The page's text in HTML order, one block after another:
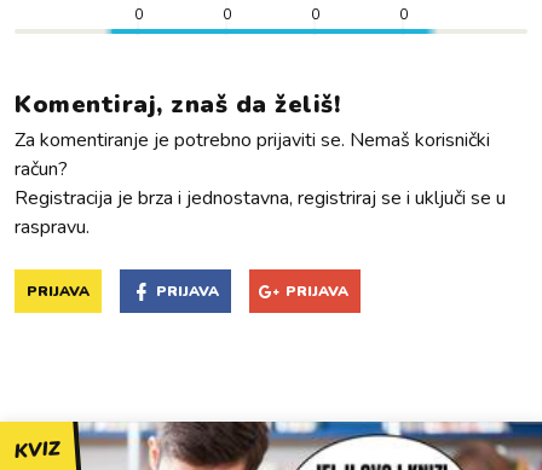
0 0 0 0
Komentiraj, znaš da želiš!
Za komentiranje je potrebno prijaviti se. Nemaš korisnički
račun?
Registracija je brza i jednostavna, registriraj se i uključi se u
raspravu.
PRIJAVA PRIJAVA PRIJAVA
KVIZ